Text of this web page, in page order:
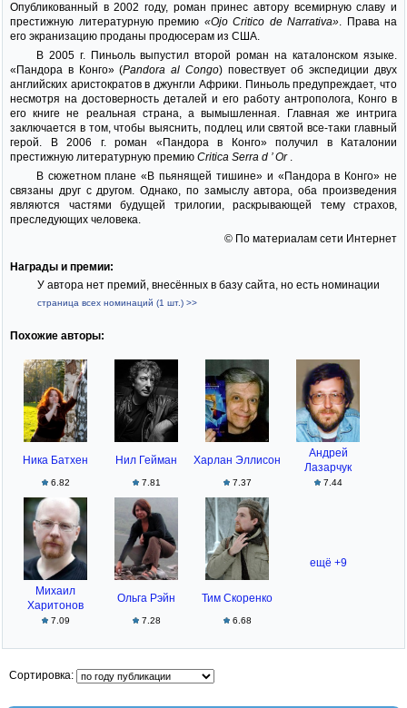
Опубликованный в 2002 году, роман принес автору всемирную славу и
престижную литературную премию «Ojo Critico de Narrativa». Права на
его экранизацию проданы продюсерам из США.
В 2005 г. Пиньоль выпустил второй роман на каталонском языке.
«Пандора в Конго» (Pandora al Congo) повествует об экспедиции двух
английских аристократов в джунгли Африки. Пиньоль предупреждает, что
несмотря на достоверность деталей и его работу антрополога, Конго в
его книге не реальная страна, а вымышленная. Главная же интрига
заключается в том, чтобы выяснить, подлец или святой все-таки главный
герой. В 2006 г. роман «Пандора в Конго» получил в Каталонии
престижную литературную премию Critica Serra d ’ Or.
В сюжетном плане «В пьянящей тишине» и «Пандора в Конго» не
связаны друг с другом. Однако, по замыслу автора, оба произведения
являются частями будущей трилогии, раскрывающей тему страхов,
преследующих человека.
© По материалам сети Интернет
Награды и премии:
У автора нет премий, внесённых в базу сайта, но есть номинации
страница всех номинаций (1 шт.) >>
Похожие авторы:
Ника Батхен
6.82
Нил Гейман
7.81
Харлан Эллисон
7.37
Андрей
Лазарчук
7.44
Михаил
Харитонов
7.09
Ольга Рэйн
7.28
Тим Скоренко
6.68
ещё +9
Сортировка: